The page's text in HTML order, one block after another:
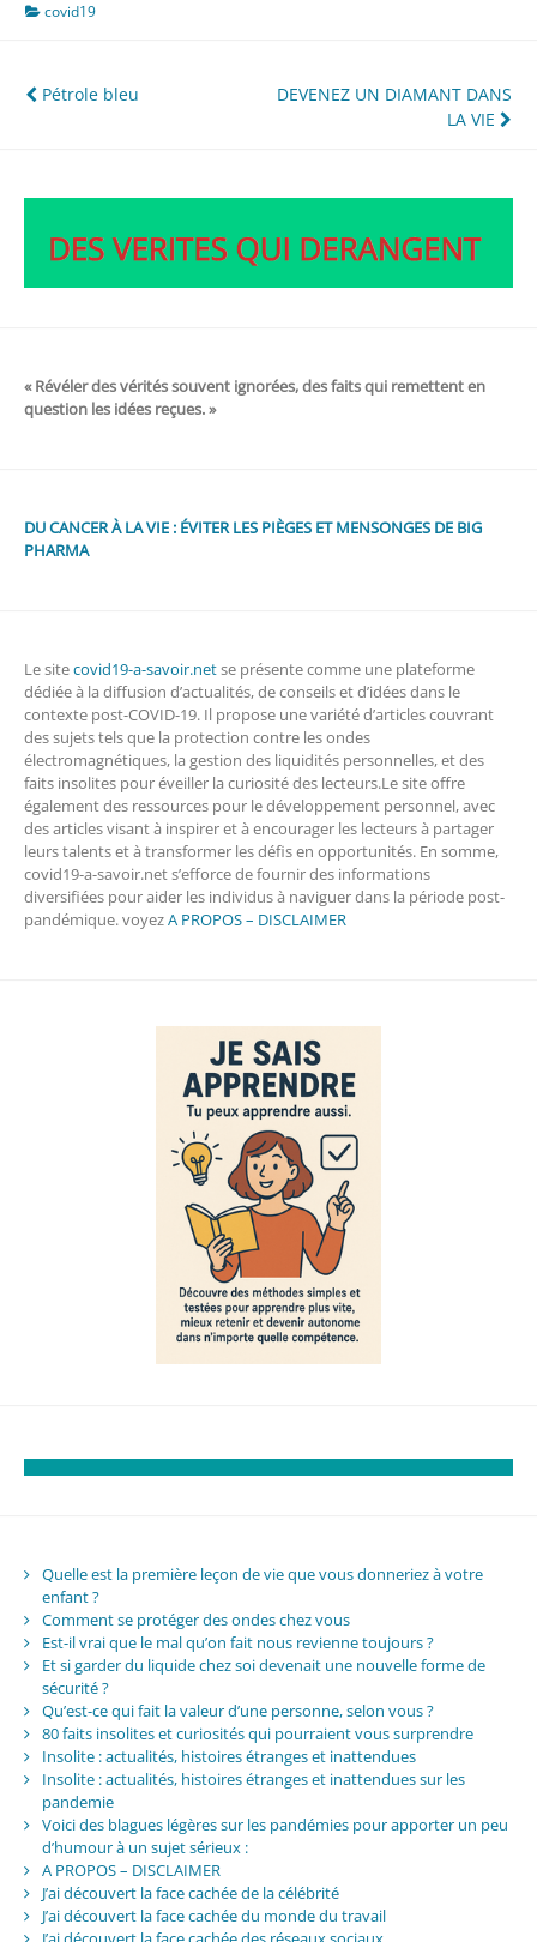
covid19
Navigation
Pétrole bleu
DEVENEZ UN DIAMANT DANS
LA VIE
« Révéler des vérités souvent ignorées, des faits qui remettent en
question les idées reçues. »
DU CANCER À LA VIE : ÉVITER LES PIÈGES ET MENSONGES DE BIG
PHARMA
Le sitecovid19-a-savoir.netse présente comme une plateforme
dédiée à la diffusion d’actualités, de conseils et d’idées dans le
contexte post-COVID-19. Il propose une variété d’articles couvrant
des sujets tels que la protection contre les ondes
électromagnétiques, la gestion des liquidités personnelles, et des
faits insolites pour éveiller la curiosité des lecteurs.Le site offre
également des ressources pour le développement personnel, avec
des articles visant à inspirer et à encourager les lecteurs à partager
leurs talents et à transformer les défis en opportunités. En somme,
covid19-a-savoir.net s’efforce de fournir des informations
diversifiées pour aider les individus à naviguer dans la période post-
pandémique. voyezA PROPOS – DISCLAIMER
Quelle est la première leçon de vie que vous donneriez à votre
enfant ?
Comment se protéger des ondes chez vous
Est-il vrai que le mal qu’on fait nous revienne toujours ?
Et si garder du liquide chez soi devenait une nouvelle forme de
sécurité ?
Qu’est-ce qui fait la valeur d’une personne, selon vous ?
80 faits insolites et curiosités qui pourraient vous surprendre
Insolite : actualités, histoires étranges et inattendues
Insolite : actualités, histoires étranges et inattendues sur les
pandemie
Voici des blagues légères sur les pandémies pour apporter un peu
d’humour à un sujet sérieux :
A PROPOS – DISCLAIMER
J’ai découvert la face cachée de la célébrité
J’ai découvert la face cachée du monde du travail